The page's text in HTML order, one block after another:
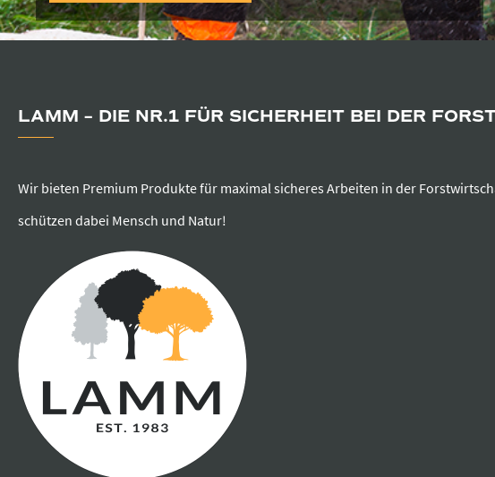
LAMM – DIE NR.1 FÜR SICHERHEIT BEI DER
Wir bieten Premium Produkte für maximal sicheres Arbeiten in der
schützen dabei Mensch und Natur!